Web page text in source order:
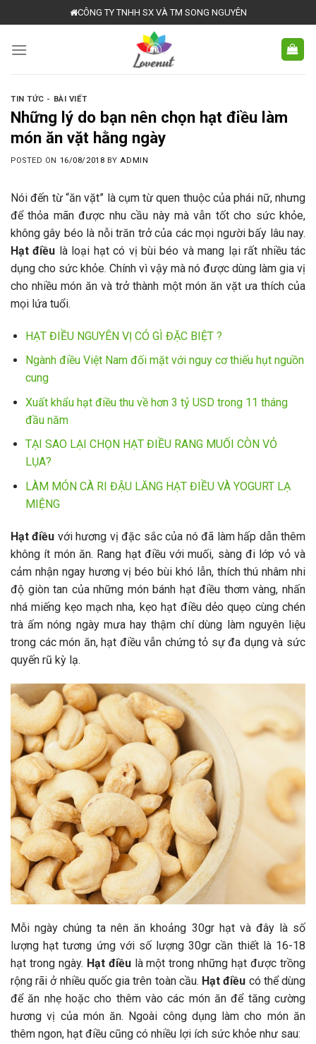
to
content
CÔNG TY TNHH SX VÀ TM SONG NGUYÊN
TIN TỨC - BÀI VIẾT
Những lý do bạn nên chọn hạt điều làm
món ăn vặt hằng ngày
POSTED ON 16/08/2018 BYADMIN
Nói đến từ “ăn vặt” là cụm từ quen thuộc của phái nữ, nhưng
để thỏa mãn được nhu cầu này mà vẫn tốt cho sức khỏe,
không gây béo là nỗi trăn trở của các mọi người bấy lâu nay.
Hạt điều là loại hạt có vị bùi béo và mang lại rất nhiều tác
dụng cho sức khỏe. Chính vì vậy mà nó được dùng làm gia vị
cho nhiều món ăn và trở thành một món ăn vặt ưa thích của
mọi lứa tuổi.
HẠT ĐIỀU NGUYÊN VỊ CÓ GÌ ĐẶC BIỆT ?
Ngành điều Việt Nam đối mặt với nguy cơ thiếu hụt nguồn
cung
Xuất khẩu hạt điều thu về hơn 3 tỷ USD trong 11 tháng
đầu năm
TẠI SAO LẠI CHỌN HẠT ĐIỀU RANG MUỐI CÒN VỎ
LỤA?
LÀM MÓN CÀ RI ĐẬU LĂNG HẠT ĐIỀU VÀ YOGURT LẠ
MIỆNG
Hạt điều với hương vị đặc sắc của nó đã làm hấp dẫn thêm
không ít món ăn. Rang hạt điều với muối, sàng đi lớp vỏ và
cảm nhận ngay hương vị béo bùi khó lẫn, thích thú nhâm nhi
độ giòn tan của những món bánh hạt điều thơm vàng, nhấn
nhá miếng kẹo mạch nha, kẹo hạt điều dẻo quẹo cùng chén
trà ấm nóng ngày mưa hay thậm chí dùng làm nguyên liệu
trong các món ăn, hạt điều vẫn chứng tỏ sự đa dụng và sức
quyến rũ kỳ lạ.
Mỗi ngày chúng ta nên ăn khoảng 30gr hạt và đây là số
lượng hạt tương ứng với số lượng 30gr cần thiết là 16-18
hạt trong ngày. Hạt điềulà một trong những hạt được trồng
rộng rãi ở nhiều quốc gia trên toàn cầu. Hạt điều có thể dùng
để ăn nhẹ hoặc cho thêm vào các món ăn để tăng cường
hương vị của món ăn. Ngoài công dụng làm cho món ăn
thêm ngon, hạt điều cũng có nhiều lợi ích sức khỏe như sau: